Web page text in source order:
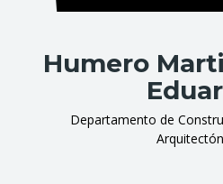
Humero
Departamento de